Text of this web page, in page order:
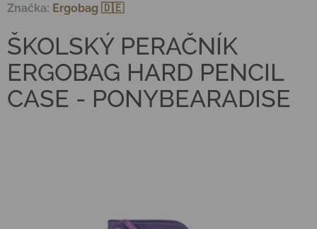
ŠKOLSKÝ PERAČNÍK
ERGOBAG HARD PENCIL
CASE - PONYBEARADISE
Značka: Ergobag 🇩🇪